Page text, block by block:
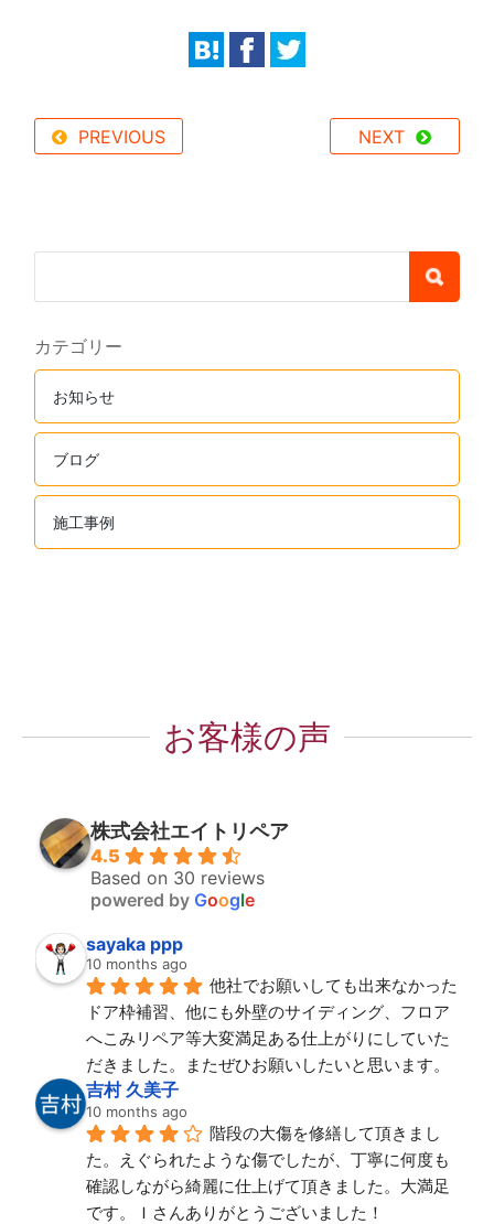
PREVIOUS NEXT
カテゴリー
お知らせ
ブログ
施工事例
お客様の声
株式会社エイトリペア
4.5
Based on 30 reviews
powered by Google
sayaka ppp
10 months ago
他社でお願いしても出来なかった
ドア枠補習、他にも外壁のサイディング、フロア
へこみリペア等大変満足ある仕上がりにしていた
だきました。またぜひお願いしたいと思います。
吉村 久美子
10 months ago
階段の大傷を修繕して頂きまし
た。えぐられたような傷でしたが、丁寧に何度も
確認しながら綺麗に仕上げて頂きました。大満足
です。Ｉさんありがとうございました！